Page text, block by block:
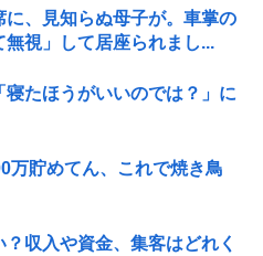
、見知らぬ母子が。車掌の
視」して居座られまし...
たほうがいいのでは？」に
万貯めてん、これで焼き鳥
収入や資金、集客はどれく